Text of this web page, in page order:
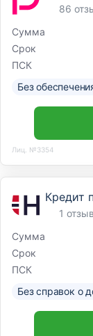
86
Сумма
Срок
ПСК
Без
Лиц. №3354
Кредит
1 отзыв
Сумма
Срок
ПСК
Без справок о